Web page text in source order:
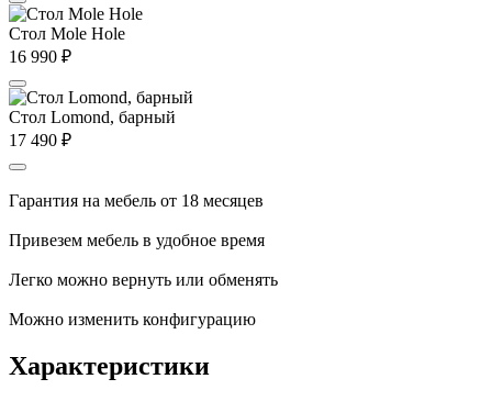
Стол Mole Hole
16 990 ₽
Стол Lomond, барный
17 490 ₽
Гарантия на мебель от 18 месяцев
Привезем мебель в удобное время
Легко можно вернуть или обменять
Можно изменить конфигурацию
Характеристики